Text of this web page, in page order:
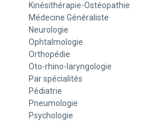
Kinésithérapie-Ostéopathie
Médecine Généraliste
Neurologie
Ophtalmologie
Orthopédie
Oto-rhino-laryngologie
Par spécialités
Pédiatrie
Pneumologie
Psychologie